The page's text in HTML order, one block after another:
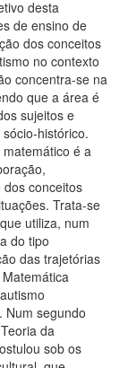
desta
de ensino de
dos conceitos
no contexto
concentra-se na
que a área é
sujeitos e
histórico.
é a
conceitos
Trata-se
utiliza, num
do tipo
das trajetórias
Num segundo
da
sob os